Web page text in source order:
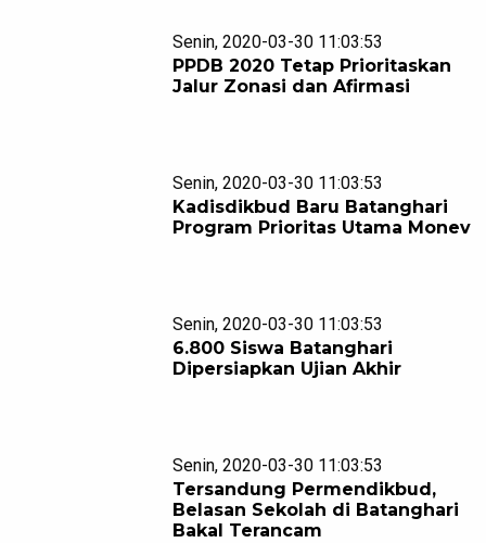
Senin, 2020-03-30 11:03:53
PPDB 2020 Tetap Prioritaskan
Jalur Zonasi dan Afirmasi
Senin, 2020-03-30 11:03:53
Kadisdikbud Baru Batanghari
Program Prioritas Utama Monev
Senin, 2020-03-30 11:03:53
6.800 Siswa Batanghari
Dipersiapkan Ujian Akhir
Senin, 2020-03-30 11:03:53
Tersandung Permendikbud,
Belasan Sekolah di Batanghari
Bakal Terancam